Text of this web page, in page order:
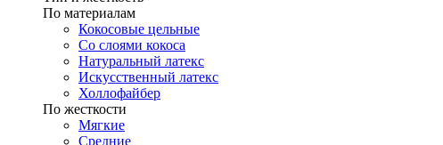
По материалам
Кокосовые цельные
Со слоями кокоса
Натуральный латекс
Искусственный латекс
Холлофайбер
По жесткости
Мягкие
Средние